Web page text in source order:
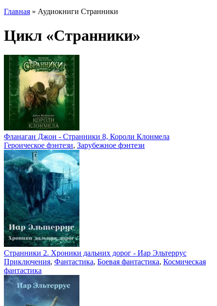
Главная » Аудиокниги Странники
Цикл «Странники»
Фланаган Джон - Странники 8, Короли Клонмела
Героическое фэнтези, Зарубежное фэнтези
Странники 2. Хроники дальних дорог - Иар Эльтеррус
Приключения, Фантастика, Боевая фантастика, Космическая
фантастика